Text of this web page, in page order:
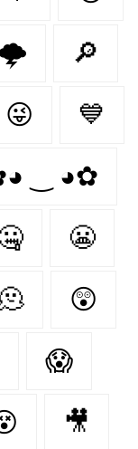
🔎
😜 💙
‿ ◕✿
😬
😲
😱
🎥